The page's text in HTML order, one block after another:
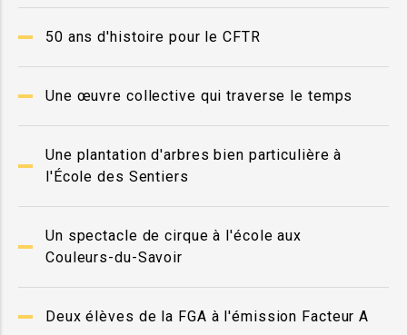
50 ans d'histoire pour le CFTR
Une œuvre collective qui traverse le temps
Une plantation d'arbres bien particulière à
l'École des Sentiers
Un spectacle de cirque à l'école aux
Couleurs-du-Savoir
Deux élèves de la FGA à l'émission Facteur A